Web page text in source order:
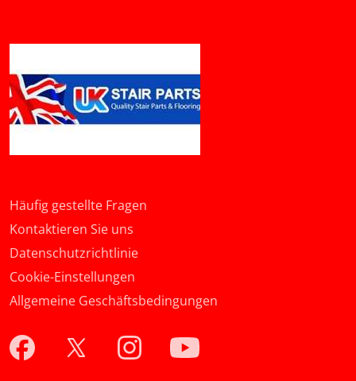
Häufig gestellte Fragen
Kontaktieren Sie uns
Datenschutzrichtlinie
Cookie-Einstellungen
Allgemeine Geschäftsbedingungen